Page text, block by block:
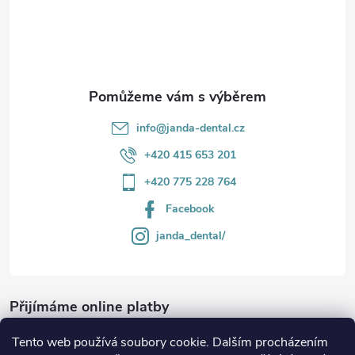
Tento web používá soubory cookie. Dalším procházením
info@janda-dental.cz
+420 415 653 201
+420 775 228 764
Facebook
janda_dental/
Přijímáme online platby